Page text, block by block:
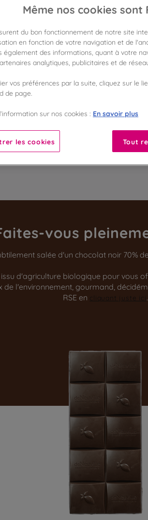
vous
salée d'un chocolat noir 70%
d'agriculture biologique pour vous
de l'environnement, gourmand,
RSE en
cliquant juste ici
Même nos cookies sont
du bon fonctionnement de notre site
en fonction de votre navigation et de
également des informations, quant à votre
analytiques, publicitaires et de
vos préférences par la suite, cliquez sur le
de page.
sur nos cookies : En savoir plus
les cookies Tout